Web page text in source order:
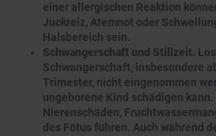
einer allergischen Reaktion
Juckreiz, Atemnot oder
Halsbereich sein.
Schwangerschaft und Stillzeit.
Schwangerschaft, insbesondere
Trimester, nicht eingenommen
ungeborene Kind schädigen kann.
Nierenschäden,
des Fötus führen. Auch während